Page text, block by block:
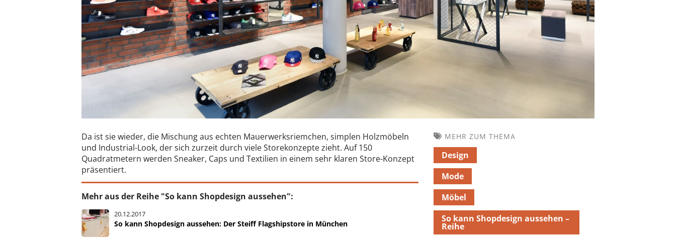
Da ist sie wieder, die Mischung aus echten Mauerwerksriemchen, simplen Holzmöbeln
und Industrial-Look, der sich zurzeit durch viele Storekonzepte zieht. Auf 150
Quadratmetern werden Sneaker, Caps und Textilien in einem sehr klaren Store-Konzept
präsentiert.
Mehr aus der Reihe "So kann Shopdesign aussehen":
20.12.2017
So kann Shopdesign aussehen: Der Steiff Flagshipstore in München
MEHR ZUM THEMA
Design
Mode
Möbel
So kann Shopdesign aussehen –
Reihe